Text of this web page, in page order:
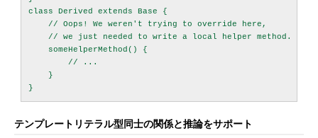
class Derived extends Base {
    // Oops! We weren't trying to override here,
    // we just needed to write a local helper method.
    someHelperMethod() {
        // ...
    }
テンプレートリテラル型同士の関係と推論をサポート